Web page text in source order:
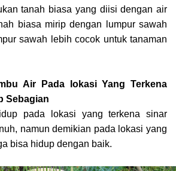
tanah biasa yang diisi dengan air
biasa mirip dengan lumpur sawah
sawah lebih cocok untuk tanaman
Air Pada lokasi Yang Terkena
Sebagian
pada lokasi yang terkena sinar
namun demikian pada lokasi yang
bisa hidup dengan baik.